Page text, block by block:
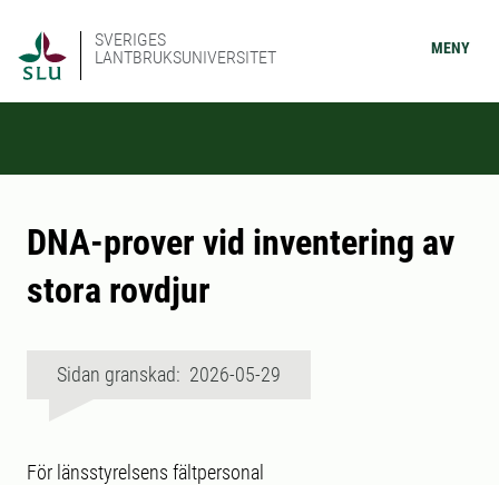
SVERIGES
LANTBRUKSUNIVERSITET
MENY
DNA-prover vid inventering av
stora rovdjur
Sidan granskad: 2026-05-29
För länsstyrelsens fältpersonal